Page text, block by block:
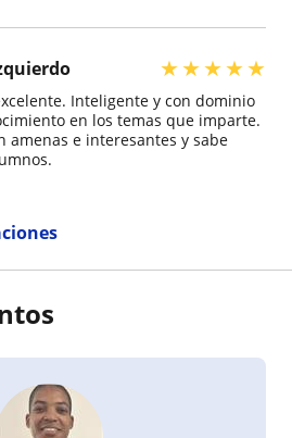
★★★★★
Inteligente y con dominio
en los temas que imparte.
amenas e interesantes y sabe